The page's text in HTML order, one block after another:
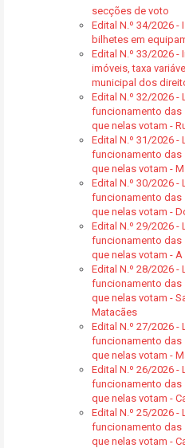
secções de voto
Edital N.º 34/2026
bilhetes em
Edital N.º 33/2026
imóveis, taxa
municipal dos
Edital N.º 32/2026
funcionamento das
que nelas votam -
Edital N.º 31/2026
funcionamento das
que nelas votam -
Edital N.º 30/2026
funcionamento das
que nelas votam -
Edital N.º 29/2026
funcionamento das
que nelas votam -
Edital N.º 28/2026
funcionamento das
que nelas votam -
Matacães
Edital N.º 27/2026
funcionamento das
que nelas votam -
Edital N.º 26/2026
funcionamento das
que nelas votam -
Edital N.º 25/2026
funcionamento das
que nelas votam -